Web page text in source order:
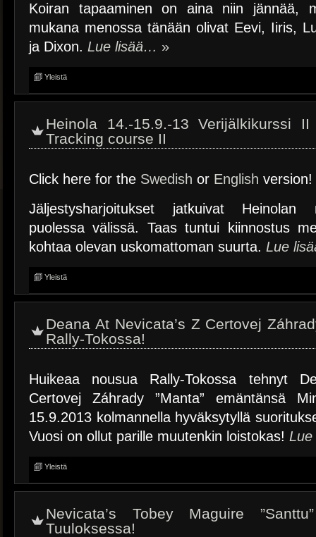
Koiran tapaaminen on aina niin jännää,
mukana menossa tänään olivat Eevi, Iiris,
ja Dixon. Lue lisää… »
Yleistä
Heinola 14.-15.9.-13 Verijälkikurssi
Tracking course II
Click here for the Swedish or English version!
Jäljestysharjoitukset jatkuivat Heinolan
puolessa välissä. Taas tuntui kiinnostus
kohtaa olevan uskomattoman suurta. Lue
Yleistä
Deana At Nevicata’s Z Certovej
Rally-Tokossa!
Huikeaa nousua Rally-Tokossa tehnyt
Certovej Záhrady ”Manta” emäntänsä
15.9.2013 kolmannella hyväksytyllä
Vuosi on ollut parille muutenkin loistokas!
Yleistä
Nevicata’s Tobey Maguire
Tuuloksessa!